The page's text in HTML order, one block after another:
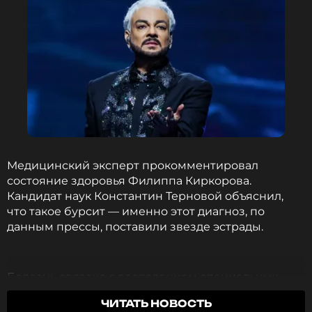
ПОДПИСАТЬСЯ
Медицинский эксперт прокомментировал
состояние здоровья Филиппа Киркорова.
Кандидат наук Константин Терновой объяснил,
что такое бурсит — именно этот диагноз, по
данным прессы, поставили звезде эстрады.
Болезнь связана с воспалением специальных
мешочков около суставов. Обычно люди
выздоравливают за пару недель, говорит врач.
ЧИТАТЬ НОВОСТЬ